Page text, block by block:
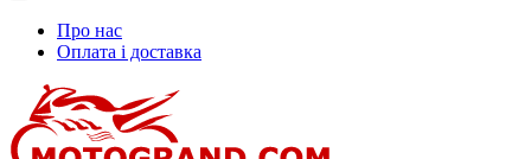
Про нас
Оплата і доставка